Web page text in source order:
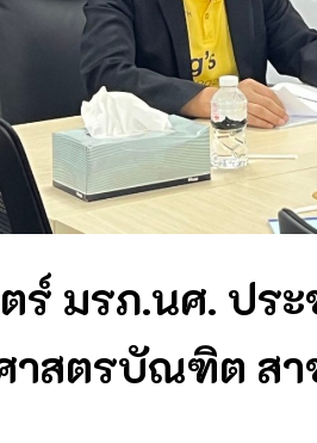
ร์ มรภ.นศ. ปร
าสตรบัณฑิต สา